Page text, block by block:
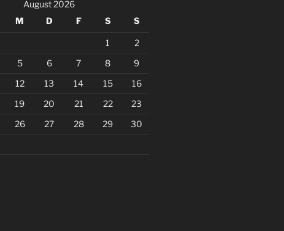
August 2026
M D F S S
1
2
5 6 7 8
9
12 13 14 15
16
19 20 21 22
23
26 27 28 29
30